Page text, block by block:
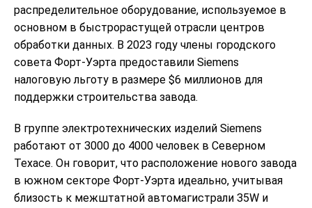
распределительное оборудование, используемое в
основном в быстрорастущей отрасли центров
обработки данных. В 2023 году члены городского
совета Форт-Уэрта предоставили Siemens
налоговую льготу в размере $6 миллионов для
поддержки строительства завода.
В группе электротехнических изделий Siemens
работают от 3000 до 4000 человек в Северном
Техасе. Он говорит, что расположение нового завода
в южном секторе Форт-Уэрта идеально, учитывая
близость к межштатной автомагистрали 35W и